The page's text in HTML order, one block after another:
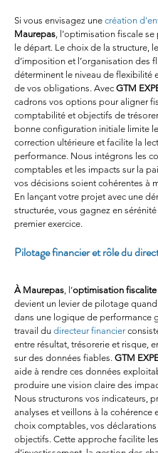
Si vous envisagez une création
Maurepas, l’optimisation fiscale se
le départ. Le choix de la structure,
d’imposition et l’organisation des
déterminent le niveau de flexibilité
de vos obligations. Avec GTM
cadrons vos options pour aligner
comptabilité et objectifs de
bonne configuration initiale limite
correction ultérieure et facilite la
performance. Nous intégrons les
comptables et les impacts sur la
vos décisions soient cohérentes à
En lançant votre projet avec une
structurée, vous gagnez en
premier exercice.
Pilotage financier et rôle du
À Maurepas, l’optimisation
devient un levier de pilotage quand
dans une logique de performance
travail du directeur financier
entre résultat, trésorerie et risque,
sur des données fiables. GTM
aide à rendre ces données
produire une vision claire des
Nous structurons vos indicateurs,
analyses et veillons à la cohérence
choix comptables, vos déclarations
objectifs. Cette approche facilite